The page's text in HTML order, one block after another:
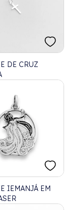
DE CRUZ
IEMANJÁ EM